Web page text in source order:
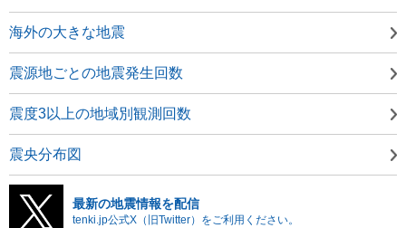
海外の大きな地震
震源地ごとの地震発生回数
震度3以上の地域別観測回数
震央分布図
最新の地震情報を配信
tenki.jp公式X（旧Twitter）をご利用ください。